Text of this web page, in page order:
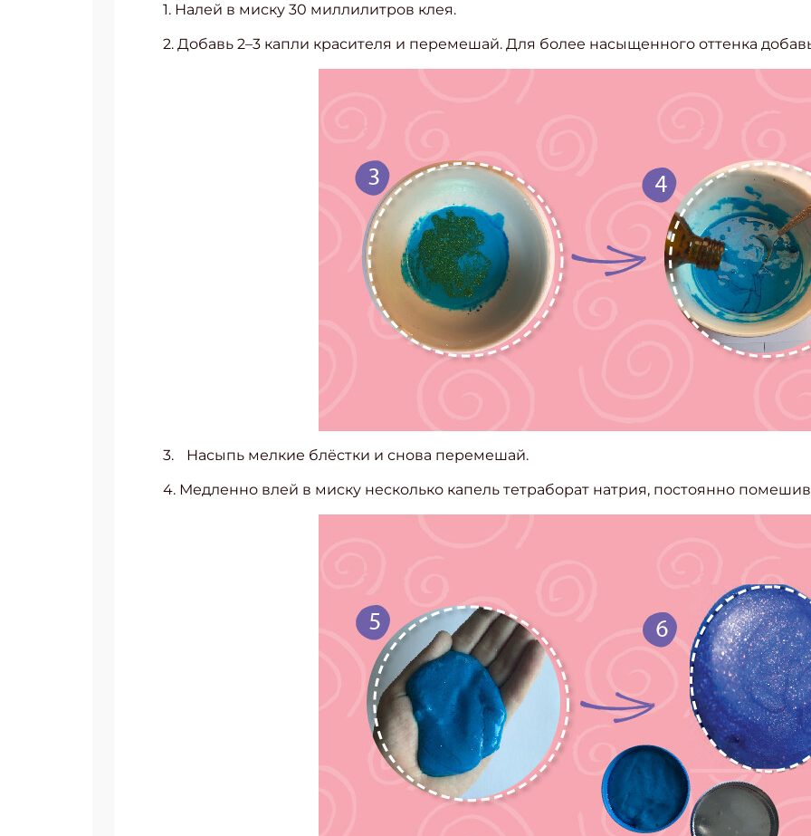
1. Налей в миску 30 миллилитров клея.
2. Добавь 2–3 капли красителя и перемешай. Для более насыщенного оттенка
3. Насыпь мелкие блёстки и снова перемешай.
4. Медленно влей в миску несколько капель тетраборат натрия, постоянно